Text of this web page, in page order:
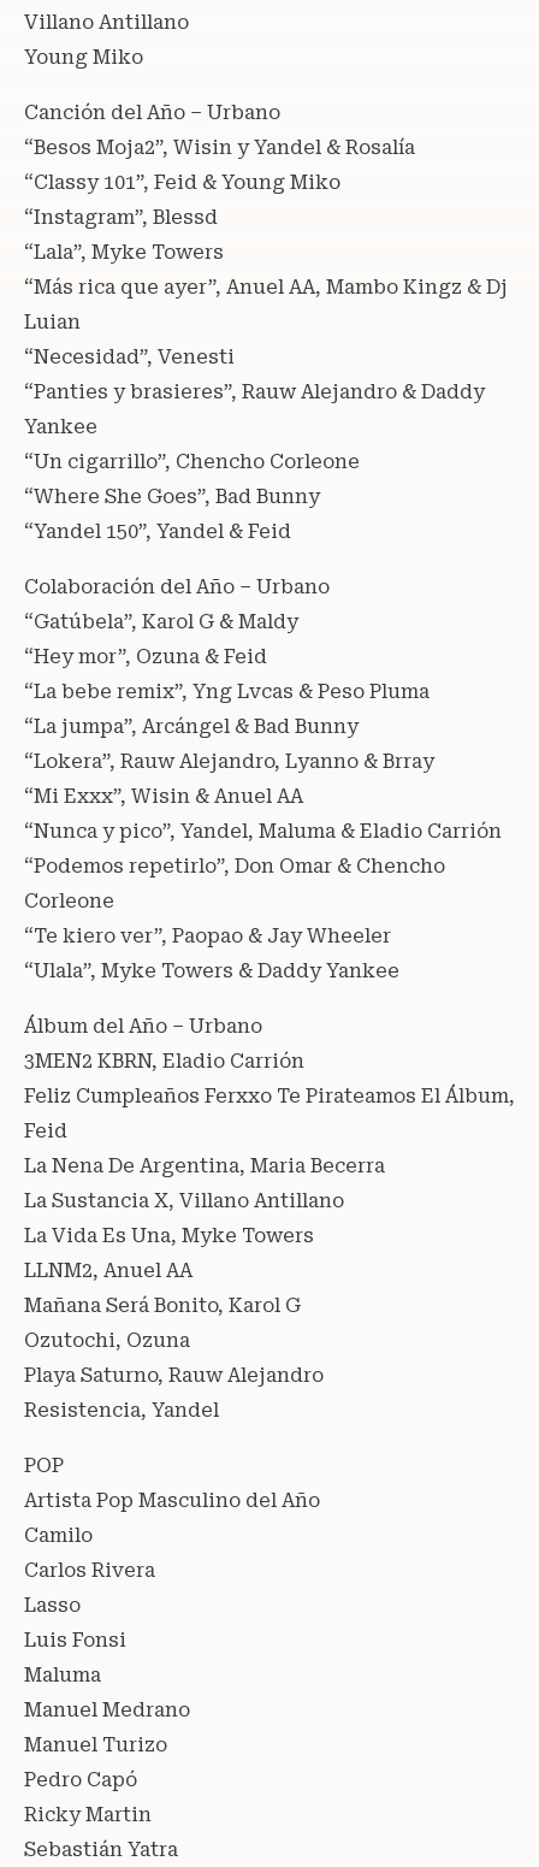
Villano Antillano
Young Miko
Canción del Año – Urbano
“Besos Moja2”, Wisin y Yandel & Rosalía
“Classy 101”, Feid & Young Miko
“Instagram”, Blessd
“Lala”, Myke Towers
“Más rica que ayer”, Anuel AA, Mambo Kingz & Dj
Luian
“Necesidad”, Venesti
“Panties y brasieres”, Rauw Alejandro & Daddy
Yankee
“Un cigarrillo”, Chencho Corleone
“Where She Goes”, Bad Bunny
“Yandel 150”, Yandel & Feid
Colaboración del Año – Urbano
“Gatúbela”, Karol G & Maldy
“Hey mor”, Ozuna & Feid
“La bebe remix”, Yng Lvcas & Peso Pluma
“La jumpa”, Arcángel & Bad Bunny
“Lokera”, Rauw Alejandro, Lyanno & Brray
“Mi Exxx”, Wisin & Anuel AA
“Nunca y pico”, Yandel, Maluma & Eladio Carrión
“Podemos repetirlo”, Don Omar & Chencho
Corleone
“Te kiero ver”, Paopao & Jay Wheeler
“Ulala”, Myke Towers & Daddy Yankee
Álbum del Año – Urbano
3MEN2 KBRN, Eladio Carrión
Feliz Cumpleaños Ferxxo Te Pirateamos El Álbum,
Feid
La Nena De Argentina, Maria Becerra
La Sustancia X, Villano Antillano
La Vida Es Una, Myke Towers
LLNM2, Anuel AA
Mañana Será Bonito, Karol G
Ozutochi, Ozuna
Playa Saturno, Rauw Alejandro
Resistencia, Yandel
POP
Artista Pop Masculino del Año
Camilo
Carlos Rivera
Lasso
Luis Fonsi
Maluma
Manuel Medrano
Manuel Turizo
Pedro Capó
Ricky Martin
Sebastián Yatra